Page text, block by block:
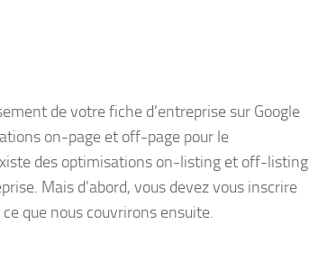
de votre fiche d’entreprise sur Google
on-page et off-page pour le
des optimisations on-listing et off-listing
Mais d’abord, vous devez vous inscrire
que nous couvrirons ensuite.